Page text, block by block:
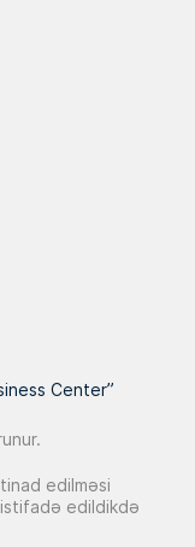
Center”
edilməsi
edildikdə